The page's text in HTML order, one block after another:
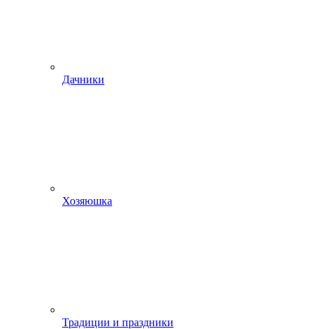
Дачники
Хозяюшка
Традиции и праздники